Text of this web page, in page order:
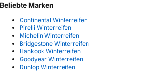
Beliebte Marken
Continental Winterreifen
Pirelli Winterreifen
Michelin Winterreifen
Bridgestone Winterreifen
Hankook Winterreifen
Goodyear Winterreifen
Dunlop Winterreifen